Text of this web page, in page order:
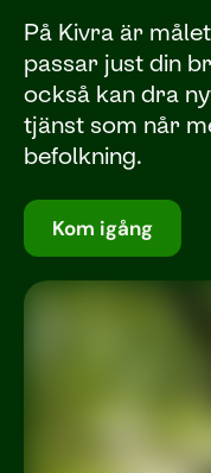
På Kivra är
passar just din
också kan dra
tjänst som når
befolkning.
Kom igång